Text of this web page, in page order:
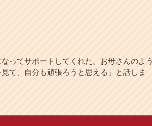
ってサポートしてくれた。お母さんのよう
て、自分も頑張ろうと思える」と話しま